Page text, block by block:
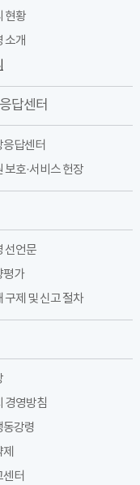
현황
소개
답센터
답센터
보호·서비스 헌장
선언문
평가
구제 및 신고 절차
경영방침
동강령
터